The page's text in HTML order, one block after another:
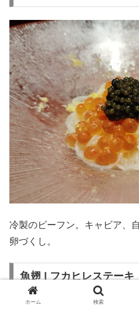
冷製のビーフン。キャビア、
卵づくし。
魚翅 | フカヒレステーキ
ホーム 検索